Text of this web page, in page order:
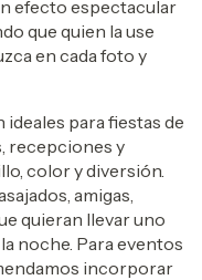
efecto espectacular
que quien la use
en cada foto y
para fiestas de
recepciones y
color y diversión.
amigas,
quieran llevar uno
noche. Para eventos
incorporar